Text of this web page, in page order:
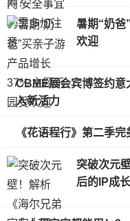
暑期“奶爸
欢迎
CBME展会宾博签约意
入新活力
《花语程行》第二季
突破次元
后的IP成